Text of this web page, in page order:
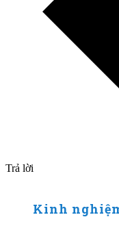
Trả lời
Sidebar
Kinh